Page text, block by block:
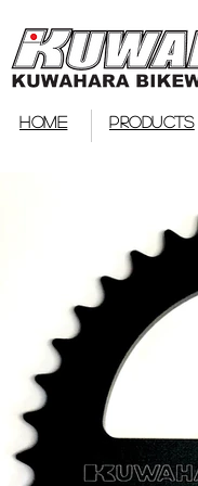
HOME PRODUCTS